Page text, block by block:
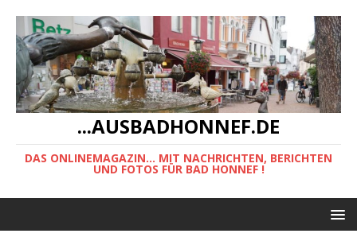
...AUSBADHONNEF.DE
DAS ONLINEMAGAZIN... MIT NACHRICHTEN, BERICHTEN
UND FOTOS FÜR BAD HONNEF !